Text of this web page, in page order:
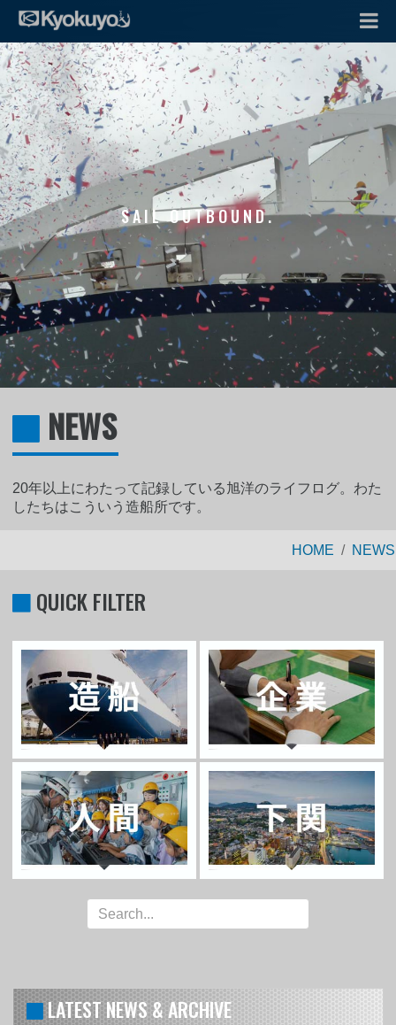
SAIL OUTBOUND.
NEWS
20年以上にわたって記録している旭洋のライフログ。わた
したちはこういう造船所です。
HOME NEWS
QUICK FILTER
LATEST NEWS & ARCHIVE